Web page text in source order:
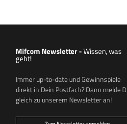
Mifcom Newsletter-Wissen, was
geht!
Immer up-to-date und Gewinnspiele
direkt in Dein Postfach? Dann melde
gleich zu unserem Newsletter an!